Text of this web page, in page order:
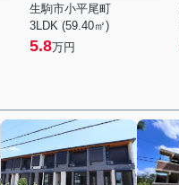
生駒市小平尾町
3LDK (59.40㎡)
5.8万円